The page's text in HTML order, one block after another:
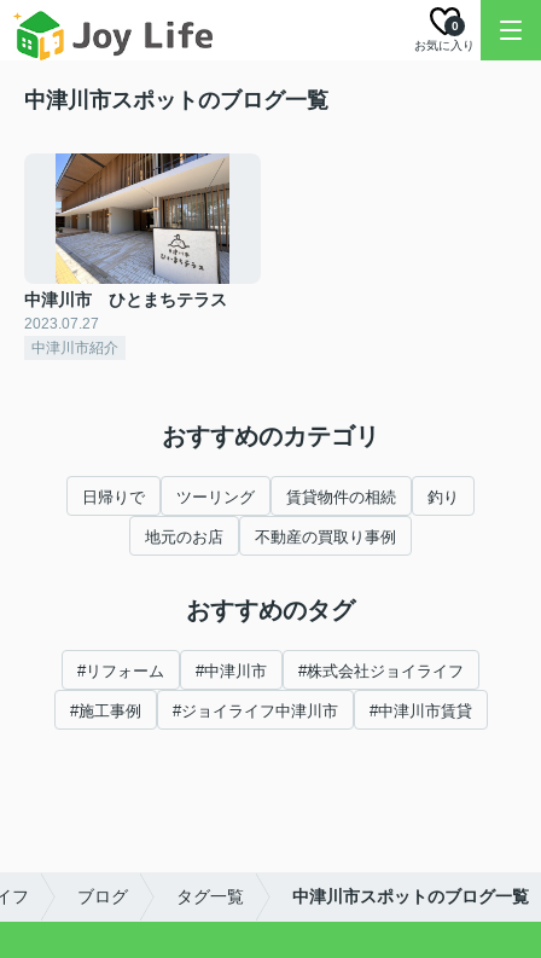
お気に入り
0
中津川市スポットのブログ一覧
中津川市 ひとまちテラス
2023.07.27
中津川市紹介
おすすめのカテゴリ
日帰りで ツーリング 賃貸物件の相続 釣り
地元のお店 不動産の買取り事例
おすすめのタグ
#リフォーム #中津川市 #株式会社ジョイライフ
#施工事例 #ジョイライフ中津川市 #中津川市賃貸
フ ブログ タグ一覧 中津川市スポットのブログ一覧